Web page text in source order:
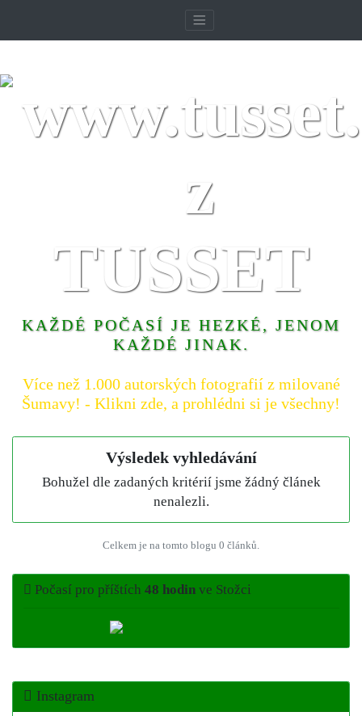
TUSSET
KAŽDÉ POČASÍ JE HEZKÉ, JENOM
KAŽDÉ JINAK.
Více než 1.000 autorských fotografií z milované
Šumavy! - Klikni zde, a prohlédni si je všechny!
Výsledek vyhledávání
Bohužel dle zadaných kritérií jsme žádný článek
nenalezli.
Celkem je na tomto blogu 0 článků.
Počasí pro příštích 48 hodinve Stožci
Instagram